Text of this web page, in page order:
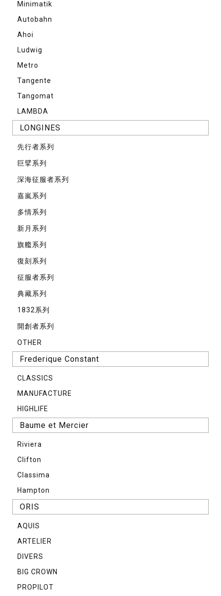
Minimatik
Autobahn
Ahoi
Ludwig
Metro
Tangente
Tangomat
LAMBDA
LONGINES
先⾏者系列
巨擘系列
深海征服者系列
嘉嵐系列
多情系列
新月系列
旗艦系列
復刻系列
征服者系列
典藏系列
1832系列
開創者系列
OTHER
Frederique Constant
CLASSICS
MANUFACTURE
HIGHLIFE
Baume et Mercier
Riviera
Clifton
Classima
Hampton
ORIS
AQUIS
ARTELIER
DIVERS
BIG CROWN
PROPILOT